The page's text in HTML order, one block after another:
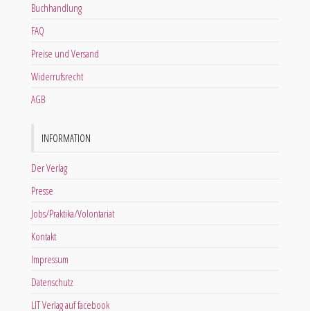
Buchhandlung
FAQ
Preise und Versand
Widerrufsrecht
AGB
INFORMATION
Der Verlag
Presse
Jobs/Praktika/Volontariat
Kontakt
Impressum
Datenschutz
LIT Verlag auf facebook